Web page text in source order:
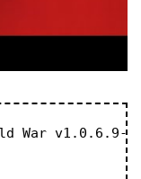
War v1.0.6.9-